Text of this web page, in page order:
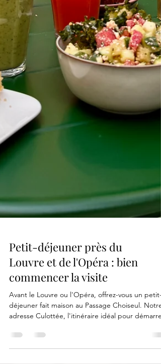
Petit-déjeuner près du
Louvre et de l'Opéra : bien
commencer la visite
Avant le Louvre ou l'Opéra, offrez-vous un petit-
adresse Culottée, l'itinéraire idéal pour démarrer